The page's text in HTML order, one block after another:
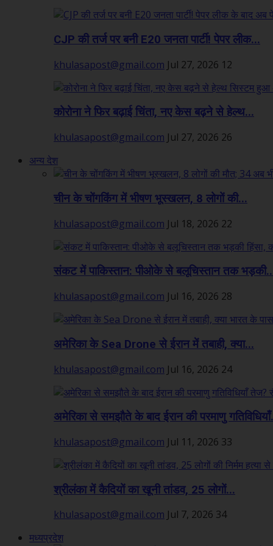
CJP की तर्ज पर बनी E20 जनता पार्टी! पेपर लीक...
khulasapost@gmail.com Jul 27, 2026 12
कोरोना ने फिर बढ़ाई चिंता, नए केस बढ़ने से हेल्थ...
khulasapost@gmail.com Jul 27, 2026 26
अन्य देश
चीन के चोंगकिंग में भीषण भूस्खलन, 8 लोगों की...
khulasapost@gmail.com Jul 18, 2026 22
संकट में पाकिस्तान: पीओके से बलूचिस्तान तक
khulasapost@gmail.com Jul 16, 2026 28
अमेरिका के Sea Drone से ईरान में तबाही, क्या...
khulasapost@gmail.com Jul 16, 2026 24
अमेरिका से समझौते के बाद ईरान की परमाणु
khulasapost@gmail.com Jul 11, 2026 33
श्रीलंका में कैदियों का खूनी तांडव, 25 लोगों...
khulasapost@gmail.com Jul 7, 2026 34
मध्यप्रदेश